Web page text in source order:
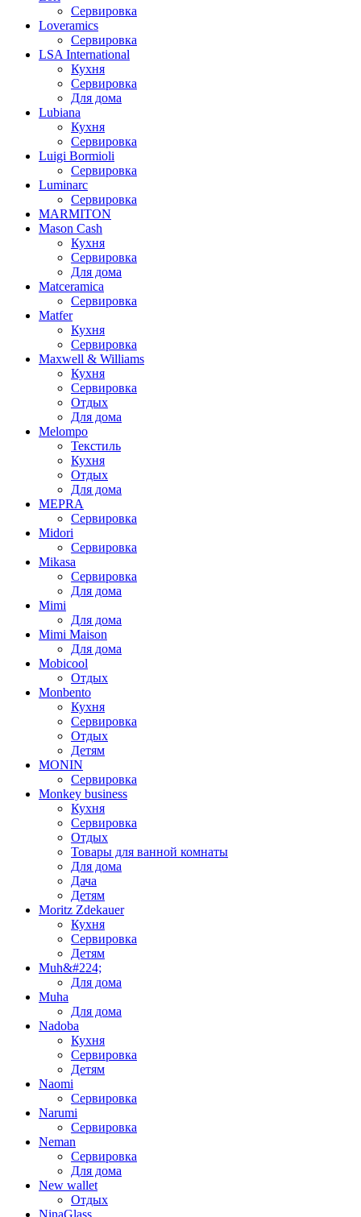
Сервировка
Loveramics
Сервировка
LSA International
Кухня
Сервировка
Для дома
Lubiana
Кухня
Сервировка
Luigi Bormioli
Сервировка
Luminarc
Сервировка
MARMITON
Mason Cash
Кухня
Сервировка
Для дома
Matceramica
Сервировка
Matfer
Кухня
Сервировка
Maxwell & Williams
Кухня
Сервировка
Отдых
Для дома
Melompo
Текстиль
Кухня
Отдых
Для дома
MEPRA
Сервировка
Midori
Сервировка
Mikasa
Сервировка
Для дома
Mimi
Для дома
Mimi Maison
Для дома
Mobicool
Отдых
Monbento
Кухня
Сервировка
Отдых
Детям
MONIN
Сервировка
Monkey business
Кухня
Сервировка
Отдых
Товары для ванной комнаты
Для дома
Дача
Детям
Moritz Zdekauer
Кухня
Сервировка
Детям
Muh&#224;
Для дома
Muha
Для дома
Nadoba
Кухня
Сервировка
Детям
Naomi
Сервировка
Narumi
Сервировка
Neman
Сервировка
Для дома
New wallet
Отдых